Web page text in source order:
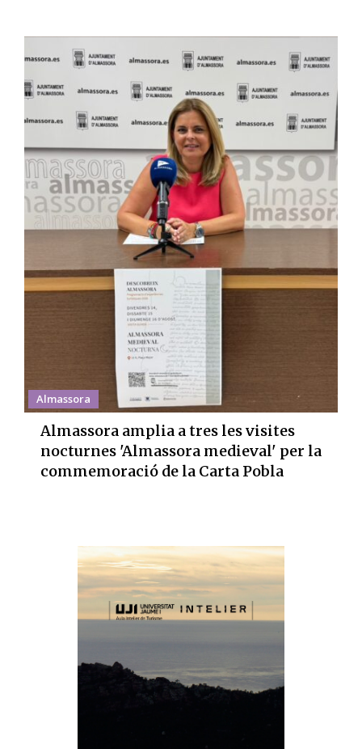
Almassora
Almassora amplia a tres les visites
nocturnes 'Almassora medieval' per la
commemoració de la Carta Pobla